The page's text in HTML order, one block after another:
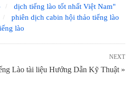
dịch tiếng lào tốt nhất Việt Nam"
phiên dịch cabin hội thảo tiếng lào
lào
NEXT
Lào tài liệu Hướng Dẫn Kỹ Thuật »